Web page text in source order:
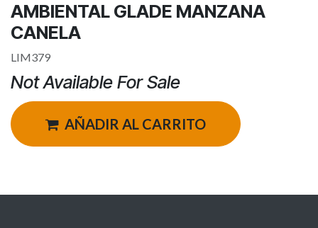
AMBIENTAL GLADE MANZANA
CANELA
LIM379
Not Available For Sale
AÑADIR AL CARRITO